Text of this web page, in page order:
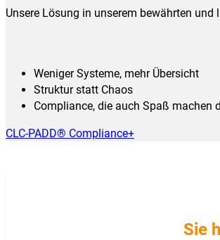
Unsere Lösung in unserem bewährten und
Weniger Systeme, mehr Übersicht
Struktur statt Chaos
Compliance, die auch Spaß machen
CLC-PADD® Compliance+
Sie